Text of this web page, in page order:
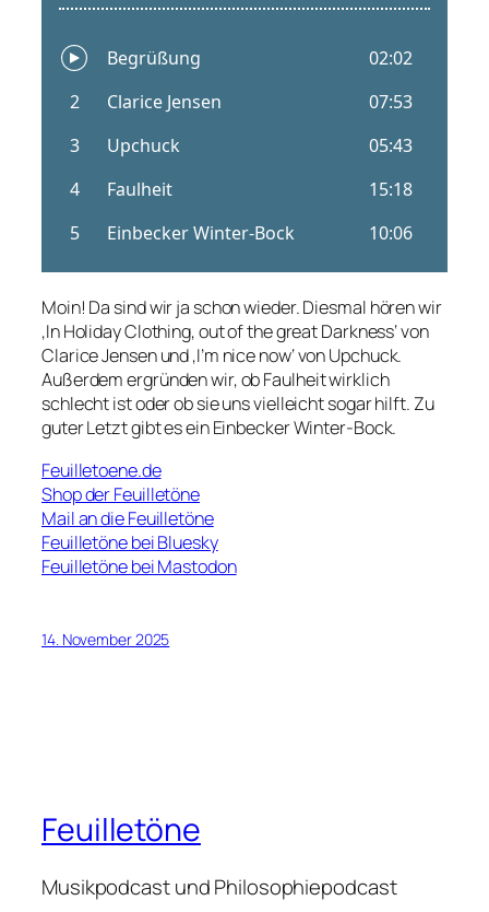
Moin! Da sind wir ja schon wieder. Diesmal hören wir
‚In Holiday Clothing, out of the great Darkness‘ von
Clarice Jensen und ‚I’m nice now‘ von Upchuck.
Außerdem ergründen wir, ob Faulheit wirklich
schlecht ist oder ob sie uns vielleicht sogar hilft. Zu
guter Letzt gibt es ein Einbecker Winter-Bock.
Feuilletoene.de
Shop der Feuilletöne
Mail an die Feuilletöne
Feuilletöne bei Bluesky
Feuilletöne bei Mastodon
14. November 2025
Feuilletöne
Musikpodcast und Philosophiepodcast